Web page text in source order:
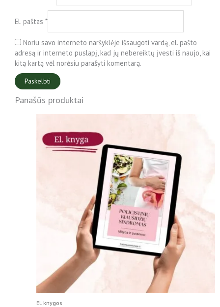
El. paštas *
Noriu savo interneto naršyklėje išsaugoti vardą, el. pašto
adresą ir interneto puslapį, kad jų nebereiktų įvesti iš naujo, kai
kitą kartą vėl norėsiu parašyti komentarą.
Panašūs produktai
El. knygos